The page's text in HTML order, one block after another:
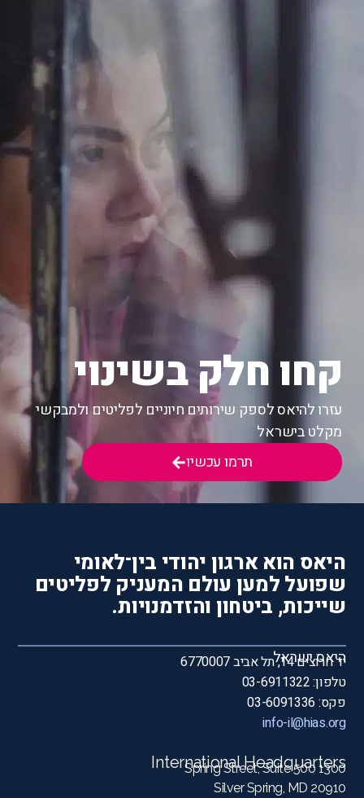
קחו חלק בשינוי
עזרו להיאס לספק שירותים חיוניים לפליטים ולמבקשי
מקלט בישראל
תרמו עכשיו
היאס הוא ארגון יהודי בין־לאומי
שפועל למען עולם המעניק לפליטים
שייכות, ביטחון והזדמנויות.
היאס ישראל
יד חרוצים 14, תל אביב 6770007
טלפון: 03-6911322
פקס: 03-6091336
info-il@hias.org
International Headquarters
1300 Spring Street, Suite 500
Silver Spring, MD 20910